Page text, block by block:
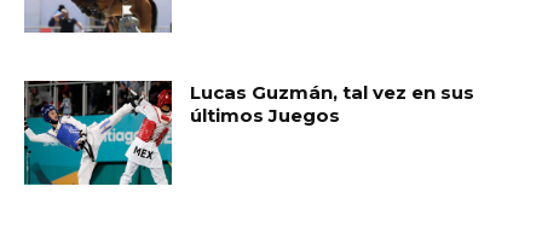
Lucas Guzmán, tal vez en sus
últimos Juegos